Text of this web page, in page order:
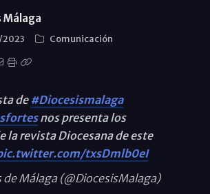
Málaga
Comunicación
de #Diocesismalaga
nos presenta los
la revista Diocesana de este
txsDmlb0eI
Málaga (@DiocesisMalaga)